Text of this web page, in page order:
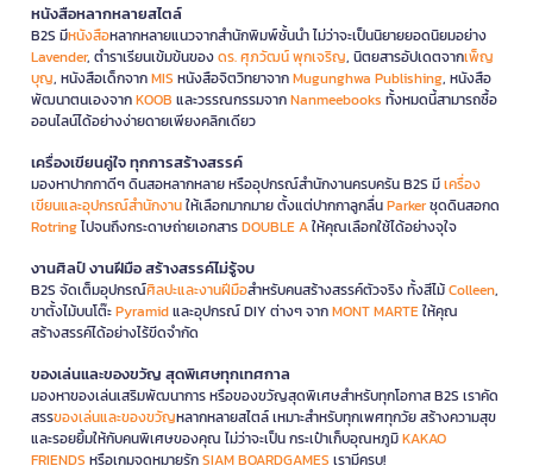
หนังสือหลากหลายสไตล์
B2S มีหนังสือหลากหลายแนวจากสำนักพิมพ์ชั้นนำ ไม่ว่าจะเป็นนิยายยอดนิยมอย่าง
Lavender, ตำราเรียนเข้มข้นของดร. ศุภวัฒน์ พุกเจริญ, นิตยสารอัปเดตจากเพ็ญ
บุญ, หนังสือเด็กจากMIS หนังสือจิตวิทยาจากMugunghwa Publishing, หนังสือ
พัฒนาตนเองจากKOOB และวรรณกรรมจากNanmeebooks ทั้งหมดนี้สามารถซื้อ
ออนไลน์ได้อย่างง่ายดายเพียงคลิกเดียว
เครื่องเขียนคู่ใจ ทุกการสร้างสรรค์
มองหาปากกาดีๆ ดินสอหลากหลาย หรืออุปกรณ์สำนักงานครบครัน B2S มีเครื่อง
เขียนและอุปกรณ์สำนักงานให้เลือกมากมาย ตั้งแต่ปากกาลูกลื่นParkerชุดดินสอกด
Rotringไปจนถึงกระดาษถ่ายเอกสารDOUBLE Aให้คุณเลือกใช้ได้อย่างจุใจ
งานศิลป์ งานฝีมือ สร้างสรรค์ไม่รู้จบ
B2S จัดเต็มอุปกรณ์ศิลปะและงานฝีมือสำหรับคนสร้างสรรค์ตัวจริง ทั้งสีไม้Colleen,
ขาตั้งไม้บนโต๊ะPyramidและอุปกรณ์ DIY ต่างๆ จากMONT MARTEให้คุณ
สร้างสรรค์ได้อย่างไร้ขีดจำกัด
ของเล่นและของขวัญ สุดพิเศษทุกเทศกาล
มองหาของเล่นเสริมพัฒนาการ หรือของขวัญสุดพิเศษสำหรับทุกโอกาส B2S เราคัด
สรรของเล่นและของขวัญหลากหลายสไตล์ เหมาะสำหรับทุกเพศทุกวัย สร้างความสุข
และรอยยิ้มให้กับคนพิเศษของคุณ ไม่ว่าจะเป็น กระเป๋าเก็บอุณหภูมิKAKAO
FRIENDS หรือเกมจดหมายรักSIAM BOARDGAMES เรามีครบ!